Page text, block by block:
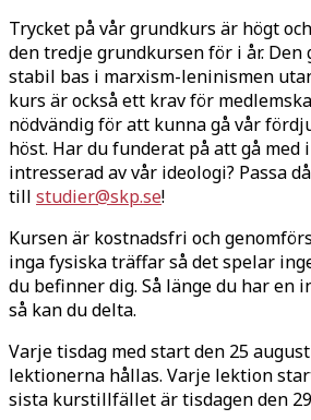
Trycket på vår grundkurs är högt
den tredje grundkursen för i år. Den
stabil bas i marxism-leninismen
kurs är också ett krav för
nödvändig för att kunna gå vår
höst. Har du funderat på att gå
intresserad av vår ideologi? Passa
till studier@skp.se!
Kursen är kostnadsfri och
inga fysiska träffar så det spelar
du befinner dig. Så länge du har en
så kan du delta.
Varje tisdag med start den 25
lektionerna hållas. Varje lektion
sista kurstillfället är tisdagen den